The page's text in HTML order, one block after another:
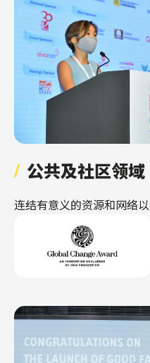
公共及社区领域
连结有意义的资源和网络以